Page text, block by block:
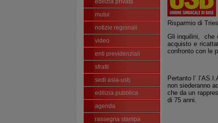
edilizia privata
mutui
notizie regionali
video
enti previdenziali
sfratti
sedi asia-usb
edilizia pubblica
agenda
rassegna stampa
Risparmio di
Gli inquilini,
che
acquisto e
confronto con le
Pertanto l’
non siederanno
che da un
di 75 anni.